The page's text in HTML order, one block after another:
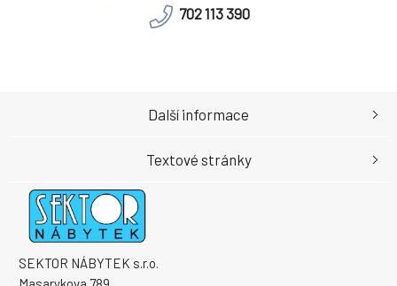
702 113 390
SEKTOR NÁBYTEK s.r.o.
Další informace
Textové stránky